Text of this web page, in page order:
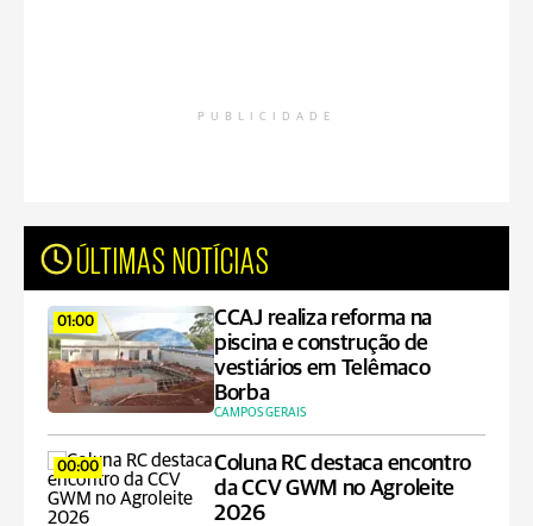
PUBLICIDADE
ÚLTIMAS NOTÍCIAS
01:00
CCAJ realiza reforma na
piscina e construção de
vestiários em Telêmaco
Borba
CAMPOS GERAIS
00:00
Coluna RC destaca encontro
da CCV GWM no Agroleite
2026